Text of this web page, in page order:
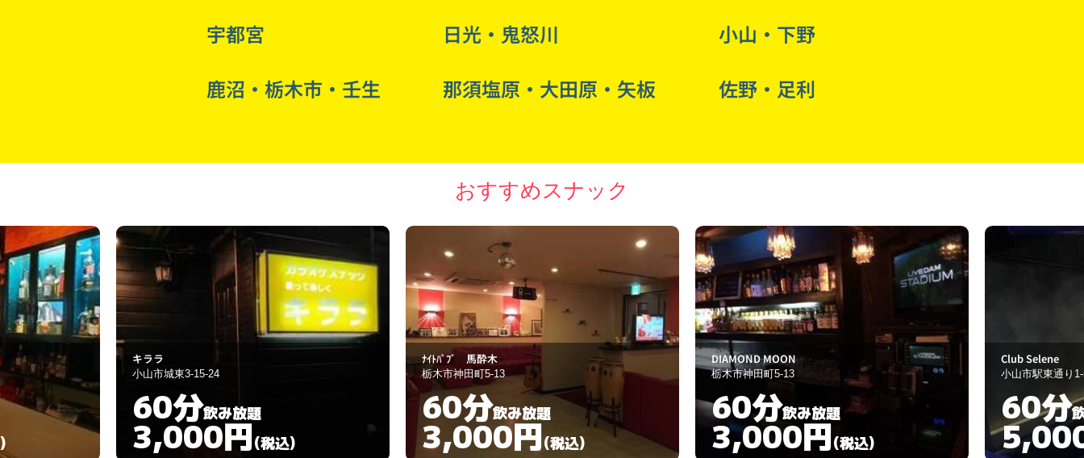
宇都宮
鹿沼・栃木市・壬生
日光・鬼怒川
那須塩原・大田原・矢板
小山・下野
佐野・足利
おすすめスナック
ﾅｲﾄﾊﾟﾌﾞ 馬酔木
栃木市神田町5-13
60分飲み放題
3,000円(税込)
DIAMOND MOON
栃木市神田町5-13
60分飲み放題
3,000円(税込)
Club Selene
小山市駅東通り1-5-13
60分飲み放題
5,000円(税込)
ｽﾅｯｸ 紫音
小山市城東2-5-5
60分